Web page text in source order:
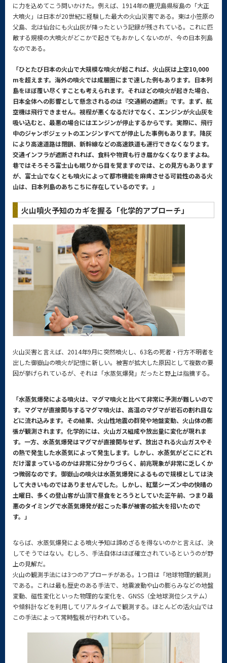
に力を込めてこう問いかけた。例えば、1914年の鹿児島県桜島の「大正
大噴火」は日本が20世紀に経験した最大の火山災害である。東は小笠原の
父島、北は仙台にも火山灰が降ったという記録が残されている。これに匹
敵する規模の大噴火がどこかで起きてもおかしくないのが、今の日本列島
なのである。
「ひとたび日本の火山で大規模な噴火が起これば、火山灰は上空10,000
mを超えます。海外の噴火では成層圏にまで達した例もあります。日本列
島をほぼ覆い尽くすことも考えられます。それほどの噴火が起きた場合、
日本全体への影響として懸念されるのは『交通網の遮断』です。まず、航
空機は飛行できません。視程が悪くなるだけでなく、エンジンが火山灰を
吸い込むと、最悪の場合にはエンジンが停止するからです。実際に、飛行
中のジャンボジェットのエンジンすべてが停止した事例もあります。降灰
により高速道路は閉鎖、新幹線などの高速鉄道も運行できなくなります。
交通インフラが遮断されれば、食料や物資も行き届かなくなりますよね。
巷ではそろそろ富士山も眠りから目を覚ますのでは、との見方もあります
が、富士山でなくとも噴火によって都市機能を麻痺させる可能性のある火
山は、日本列島のあちこちに存在しているのです。」
火山噴火予知のカギを握る「化学的アプローチ」
火山災害と言えば、2014年9月に突然噴火し、63名の死者・行方不明者を
出した御嶽山の噴火が記憶に新しい。被害が拡大した原因として複数の要
因が挙げられているが、それは「水蒸気爆発」だったと野上は指摘する。
「水蒸気爆発による噴火は、マグマ噴火と比べて非常に予測が難しいので
す。マグマが直接関与するマグマ噴火は、高温のマグマが岩石の割れ目な
どに流れ込みます。その結果、火山性地震の群発や地盤変動、火山体の膨
張が観測されます。化学的には、火山ガス組成や放出量に変化が現れま
す。一方、水蒸気爆発はマグマが直接関与せず、放出される火山ガスやそ
の熱で発生した水蒸気によって発生します。しかし、水蒸気がどこにどれ
だけ溜まっているのかは非常に分かりづらく、前兆現象が非常に乏しくか
つ微弱なのです。御嶽山の噴火は水蒸気爆発によるもので規模としては決
して大きいものではありませんでした。しかし、紅葉シーズン中の快晴の
土曜日、多くの登山客が山頂で昼食をとろうとしていた正午前、つまり最
悪のタイミングで水蒸気爆発が起こった事が被害の拡大を招いたので
す。」
ならば、水蒸気爆発による噴火予知は諦めざるを得ないのかと言えば、決
してそうではない。むしろ、手法自体はほぼ確立されているというのが野
上の見解だ。
火山の観測手法には3つのアプローチがある。1つ目は「地球物理的観測」
である。これは最も歴史のある手法で、地震波動や山の膨らみなどの地盤
変動、磁性変化といった物理的な変化を、GNSS（全地球測位システム）
や傾斜計などを利用してリアルタイムで観測する。ほとんどの活火山では
この手法によって常時監視が行われている。